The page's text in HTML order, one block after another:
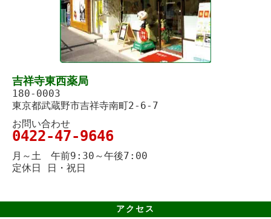
吉祥寺東西薬局
180-0003
東京都武蔵野市吉祥寺南町2-6-7
お問い合わせ
0422-47-9646
月～土 午前9:30～午後7:00
定休日 日・祝日
アクセス